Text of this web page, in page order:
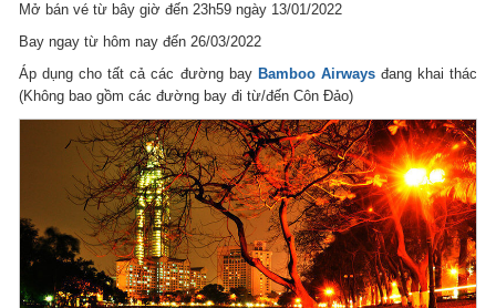
Mở bán vé từ bây giờ đến 23h59 ngày 13/01/2022
Bay ngay từ hôm nay đến 26/03/2022
Áp dụng cho tất cả các đường bay Bamboo Airways đang khai thác
(Không bao gồm các đường bay đi từ/đến Côn Đảo)